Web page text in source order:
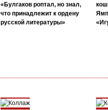
«Булгаков роптал, но знал,
что принадлежит к ордену
русской литературы»